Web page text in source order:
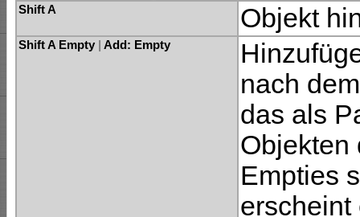
Shift A
Objekt
Shift A Empty Add: Empty
nach
das als
Objekten
Empties
erscheint